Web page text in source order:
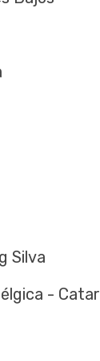
Silva
- Catar